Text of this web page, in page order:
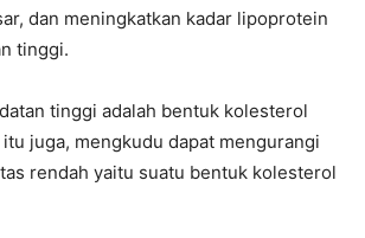
dan meningkatkan kadar lipoprotein
tinggi.
tinggi adalah bentuk kolesterol
juga, mengkudu dapat mengurangi
rendah yaitu suatu bentuk kolesterol